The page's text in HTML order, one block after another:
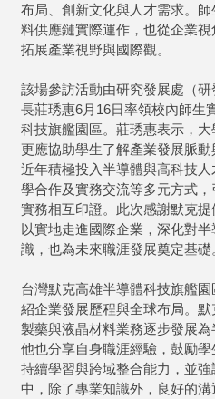
布局、創新文化與人才需求。
料供應鏈實際運作，也從企業視
拓展產業視野與國際觀。
該場參訪活動由研究發展處（
長莊琇惠6月16日率領校內師生
科技旗艦園區。莊琇惠表示，大
更應協助學生了解產業發展脈
近年積極投入半導體與高科技
學合作及實務交流等多元方式
實務相互印證。此次感謝默克
以實地走進國際企業，深化對
識，也為未來職涯發展奠定基礎
台灣默克高雄半導體科技旗艦
紹企業發展歷程與全球布局。
製藥與液晶材料業務逐步發展為
他也分享自身職涯經驗，鼓勵
持續學習與跨域整合能力，並
中，除了專業知識外，良好的